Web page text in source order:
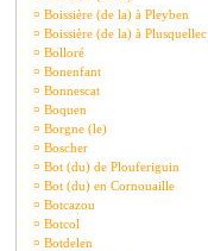
¤ Boissière (de la) à Pleyben
¤ Boissière (de la) à Plusquellec
¤ Bolloré
¤ Bonenfant
¤ Bonnescat
¤ Boquen
¤ Borgne (le)
¤ Boscher
¤ Bot (du) de Plouferiguin
¤ Bot (du) en Cornouaille
¤ Botcazou
¤ Botcol
¤ Botdelen